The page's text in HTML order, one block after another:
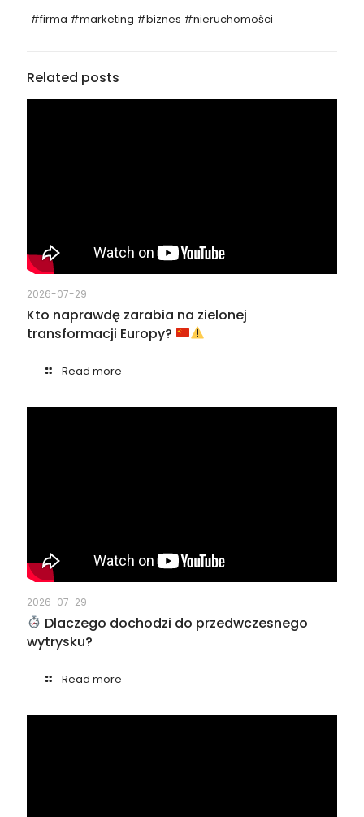
#firma #marketing #biznes #nieruchomości
Related posts
2026-07-29
Kto naprawdę zarabia na zielonej
transformacji Europy?
Read more
2026-07-29
Dlaczego dochodzi do przedwczesnego
wytrysku?
Read more